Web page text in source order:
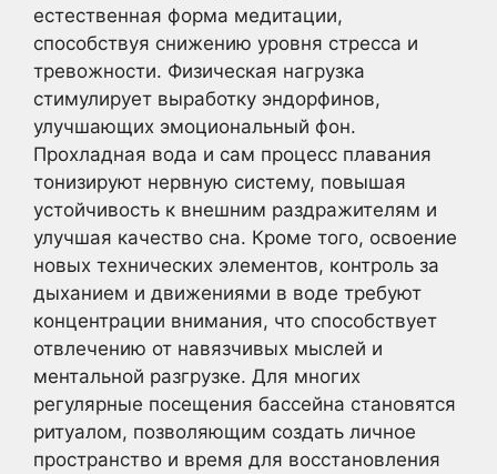
естественная форма медитации,
способствуя снижению уровня стресса и
тревожности. Физическая нагрузка
стимулирует выработку эндорфинов,
улучшающих эмоциональный фон.
Прохладная вода и сам процесс плавания
тонизируют нервную систему, повышая
устойчивость к внешним раздражителям и
улучшая качество сна. Кроме того, освоение
новых технических элементов, контроль за
дыханием и движениями в воде требуют
концентрации внимания, что способствует
отвлечению от навязчивых мыслей и
ментальной разгрузке. Для многих
регулярные посещения бассейна становятся
ритуалом, позволяющим создать личное
пространство и время для восстановления